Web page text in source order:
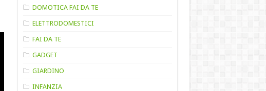
DOMOTICA FAI DA TE
ELETTRODOMESTICI
FAI DA TE
GADGET
GIARDINO
INFANZIA